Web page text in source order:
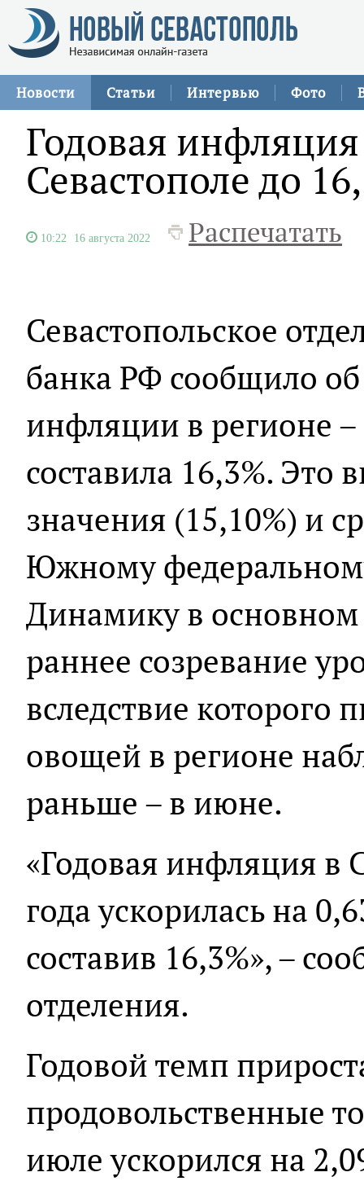
Новости Статьи Интервью Фото
Годовая инфляция
Севастополе до
10:22 16 августа 2022 Распечатать
Севастопольское
банка РФ сообщило
инфляции в регионе
составила 16,3%. Это
значения (15,10%) и
Южному
Динамику в основном
раннее созревание
вследствие которого
овощей в регионе
раньше – в июне.
«Годовая инфляция в
года ускорилась на
составив 16,3%», –
отделения.
Годовой темп
продовольственные
июле ускорился на